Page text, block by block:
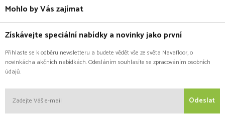
Mohlo by Vás zajímat
Získávejte speciální nabídky a novinky jako první
Přihlaste se k odběru newsletteru a budete vědět vše ze světa Navafloor, o
novinkácha akčních nabídkách. Odesláním souhlasíte se zpracováním osobních
údajů.
Odeslat